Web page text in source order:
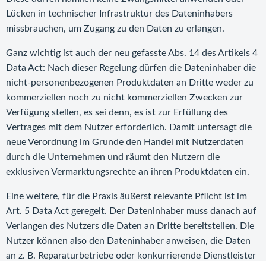
Lücken in technischer Infrastruktur des Dateninhabers
missbrauchen, um Zugang zu den Daten zu erlangen.
Ganz wichtig ist auch der neu gefasste Abs. 14 des Artikels 4
Data Act: Nach dieser Regelung dürfen die Dateninhaber die
nicht-personenbezogenen Produktdaten an Dritte weder zu
kommerziellen noch zu nicht kommerziellen Zwecken zur
Verfügung stellen, es sei denn, es ist zur Erfüllung des
Vertrages mit dem Nutzer erforderlich. Damit untersagt die
neue Verordnung im Grunde den Handel mit Nutzerdaten
durch die Unternehmen und räumt den Nutzern die
exklusiven Vermarktungsrechte an ihren Produktdaten ein.
Eine weitere, für die Praxis äußerst relevante Pflicht ist im
Art. 5 Data Act geregelt. Der Dateninhaber muss danach auf
Verlangen des Nutzers die Daten an Dritte bereitstellen. Die
Nutzer können also den Dateninhaber anweisen, die Daten
an z. B. Reparaturbetriebe oder konkurrierende Dienstleister